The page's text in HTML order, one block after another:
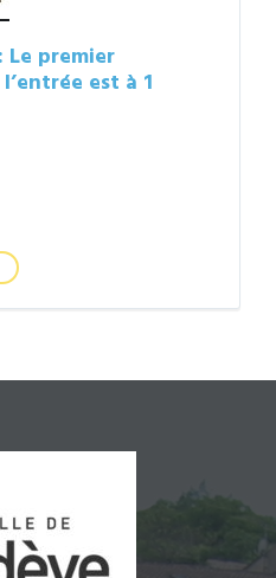
Le premier
est à 1